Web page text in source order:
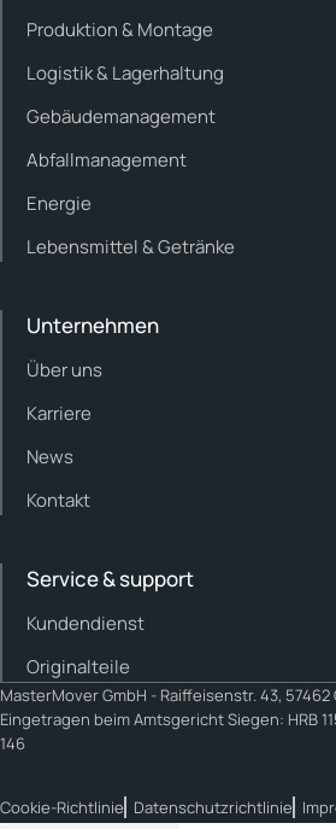
Produktion & Montage
Logistik & Lagerhaltung
Gebäudemanagement
Abfallmanagement
Energie
Lebensmittel & Getränke
Unternehmen
Über uns
Karriere
News
Kontakt
Service & support
Kundendienst
Originalteile
MasterMover GmbH - Raiffeisenstr. 43,
Eingetragen beim Amtsgericht Siegen: HRB
146
Cookie-Richtlinie Datenschutzrichtlinie